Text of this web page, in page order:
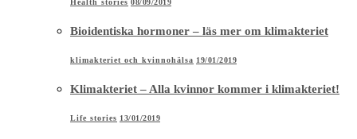
Health stories 08/09/2019
Bioidentiska hormoner – läs mer om klimakteriet
klimakteriet och kvinnohälsa 19/01/2019
Klimakteriet – Alla kvinnor kommer i klimakteriet!
Life stories 13/01/2019